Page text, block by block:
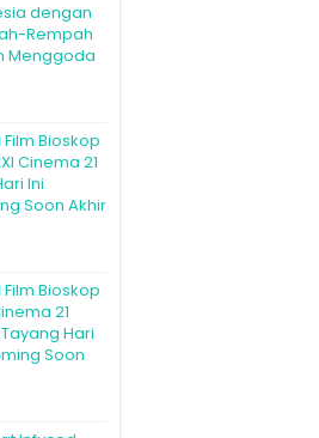
dengan
Rempah
Menggoda
Bioskop
Cinema 21
Ini
Soon Akhir
Bioskop
21
Hari
Soon